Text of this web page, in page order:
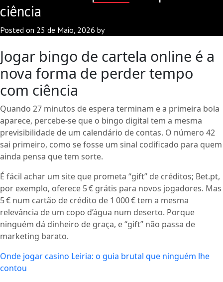
ciência
Posted on 25 de Maio, 2026 by
Jogar bingo de cartela online é a
nova forma de perder tempo
com ciência
Quando 27 minutos de espera terminam e a primeira bola
aparece, percebe‑se que o bingo digital tem a mesma
previsibilidade de um calendário de contas. O número 42
sai primeiro, como se fosse um sinal codificado para quem
ainda pensa que tem sorte.
É fácil achar um site que prometa “gift” de créditos; Bet.pt,
por exemplo, oferece 5 € grátis para novos jogadores. Mas
5 € num cartão de crédito de 1 000 € tem a mesma
relevância de um copo d’água num deserto. Porque
ninguém dá dinheiro de graça, e “gift” não passa de
marketing barato.
Onde jogar casino Leiria: o guia brutal que ninguém lhe
contou